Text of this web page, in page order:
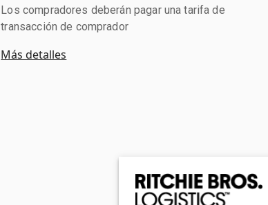
Los compradores deberán pagar una tarifa de
transacción de comprador
Más detalles